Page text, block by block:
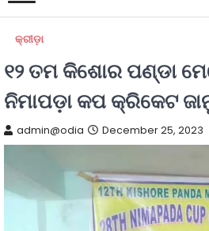
କ୍ରୀଡ଼ା
୧୨ ତମ କିଶୋର ପଣ୍ଡା
ନିମାପଡ଼ା କପ କ୍ରିକେଟ
admin@odia December 25, 2023